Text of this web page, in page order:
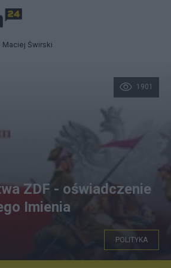
Maciej Świrski
1901
ZDF - oświadczenie
Imienia
POLITYKA